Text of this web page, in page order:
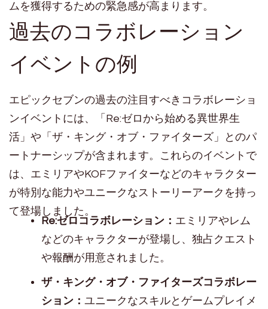
ムを獲得するための緊急感が高まります。
過去のコラボレーション
イベントの例
エピックセブンの過去の注目すべきコラボレーショ
ンイベントには、「Re:ゼロから始める異世界生
活」や「ザ・キング・オブ・ファイターズ」とのパ
ートナーシップが含まれます。これらのイベントで
は、エミリアやKOFファイターなどのキャラクター
が特別な能力やユニークなストーリーアークを持っ
て登場しました。
Re:ゼロコラボレーション： エミリアやレム
などのキャラクターが登場し、独占クエスト
や報酬が用意されました。
ザ・キング・オブ・ファイターズコラボレー
ション： ユニークなスキルとゲームプレイメ